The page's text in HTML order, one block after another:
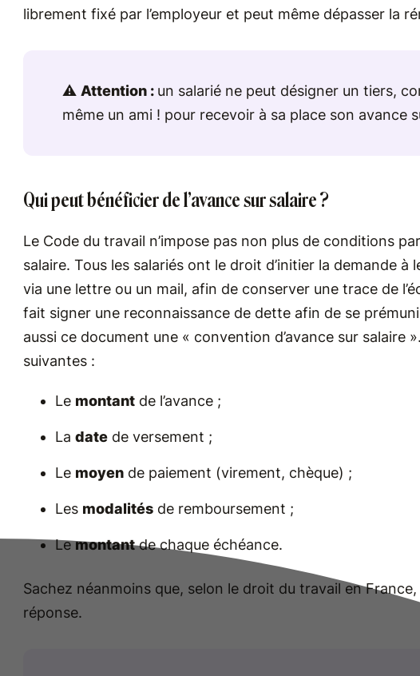
librement fixé par l’employeur et peut même dépasser la
⚠️ Attention : un salarié ne peut désigner un tiers,
même un ami ! pour recevoir à sa place son avance
Qui peut bénéficier de l’avance sur salaire ?
Le Code du travail n’impose pas non plus de conditions
salaire. Tous les salariés ont le droit d’initier la demande
via une lettre ou un mail, afin de conserver une trace de
fait signer une reconnaissance de dette afin de se
aussi ce document une « convention d’avance sur salaire
suivantes :
Le montant de l’avance ;
La date de versement ;
Le moyen de paiement (virement, chèque) ;
Les modalités de remboursement ;
Lemontantde chaque échéance.
Sachez néanmoins que, selon le droit du travail en
réponse.